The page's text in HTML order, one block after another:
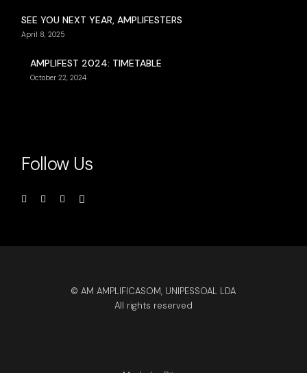
SEE YOU NEXT YEAR, AMPLIFESTERS
April 8, 2025
AMPLIFEST 2024: TIMETABLE
October 22, 2024
Follow Us
© AM AMPLIFICASOM, UNIPESSOAL LDA
All rights reserved